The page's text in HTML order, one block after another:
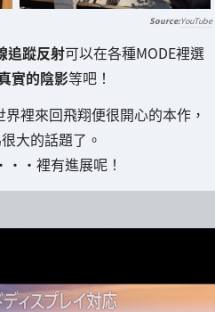
YouTube
追蹤反射可以在各種MODE裡選
實的陰影等吧！
裡來回飛翔便很開心的本作，
大的話題了。
・裡有進展呢！